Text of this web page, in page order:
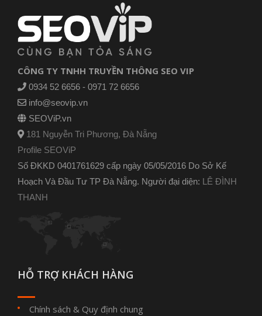
CÔNG TY TNHH TRUYỀN THÔNG SEO VIP
0934 52 6656 - 0971 72 6656
info@seovip.vn
SEOViP.vn
181 Nguyễn Tri Phương, Đà Nẵng
Profile SEOViP
Số ĐKKD 0401761629 cấp ngày 05/05/2016 Do Sở Kế
Hoạch Và Đầu Tư TP Đà Nẵng. Người đại diện: LÊ ĐÌNH
THANH
HỖ TRỢ KHÁCH HÀNG
Chính sách & Quy định chung